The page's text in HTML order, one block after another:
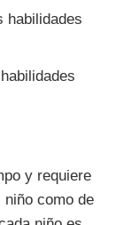
habilidades
y requiere
niño como de